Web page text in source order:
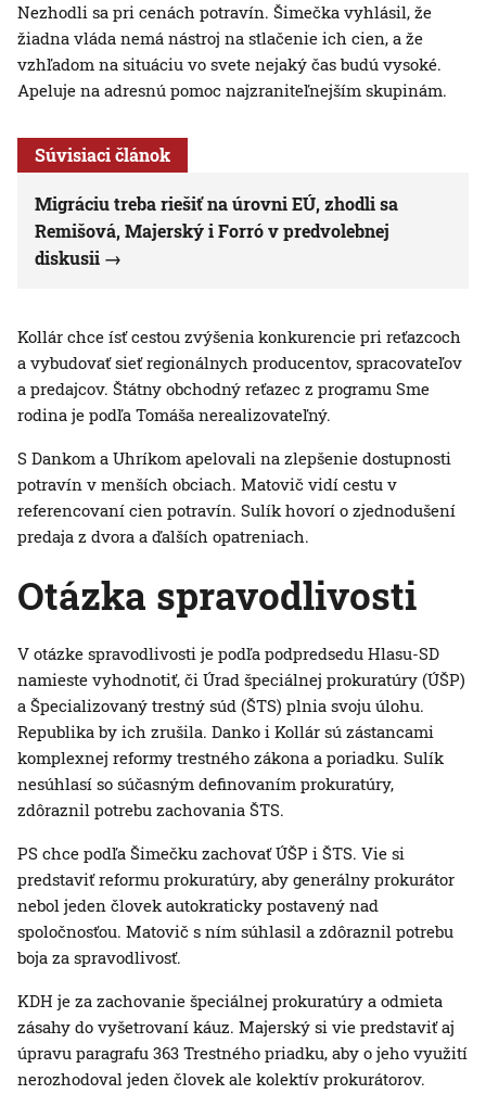
Nezhodli sa pri cenách potravín. Šimečka vyhlásil, že
žiadna vláda nemá nástroj na stlačenie ich cien, a že
vzhľadom na situáciu vo svete nejaký čas budú vysoké.
Apeluje na adresnú pomoc najzraniteľnejším skupinám.
Súvisiaci článok
Migráciu treba riešiť na úrovni EÚ, zhodli sa
Remišová, Majerský i Forró v predvolebnej
diskusii
Kollár chce ísť cestou zvýšenia konkurencie pri reťazcoch
a vybudovať sieť regionálnych producentov, spracovateľov
a predajcov. Štátny obchodný reťazec z programu Sme
rodina je podľa Tomáša nerealizovateľný.
S Dankom a Uhríkom apelovali na zlepšenie dostupnosti
potravín v menších obciach. Matovič vidí cestu v
referencovaní cien potravín. Sulík hovorí o zjednodušení
predaja z dvora a ďalších opatreniach.
Otázka spravodlivosti
V otázke spravodlivosti je podľa podpredsedu Hlasu-SD
namieste vyhodnotiť, či Úrad špeciálnej prokuratúry (ÚŠP)
a Špecializovaný trestný súd (ŠTS) plnia svoju úlohu.
Republika by ich zrušila. Danko i Kollár sú zástancami
komplexnej reformy trestného zákona a poriadku. Sulík
nesúhlasí so súčasným definovaním prokuratúry,
zdôraznil potrebu zachovania ŠTS.
PS chce podľa Šimečku zachovať ÚŠP i ŠTS. Vie si
predstaviť reformu prokuratúry, aby generálny prokurátor
nebol jeden človek autokraticky postavený nad
spoločnosťou. Matovič s ním súhlasil a zdôraznil potrebu
boja za spravodlivosť.
KDH je za zachovanie špeciálnej prokuratúry a odmieta
zásahy do vyšetrovaní káuz. Majerský si vie predstaviť aj
úpravu paragrafu 363 Trestného priadku, aby o jeho využití
nerozhodoval jeden človek ale kolektív prokurátorov.